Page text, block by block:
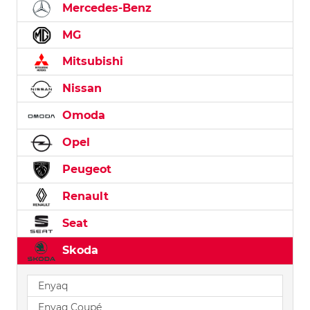
Mercedes-Benz
MG
Mitsubishi
Nissan
Omoda
Opel
Peugeot
Renault
Seat
Skoda
Enyaq
Enyaq Coupé